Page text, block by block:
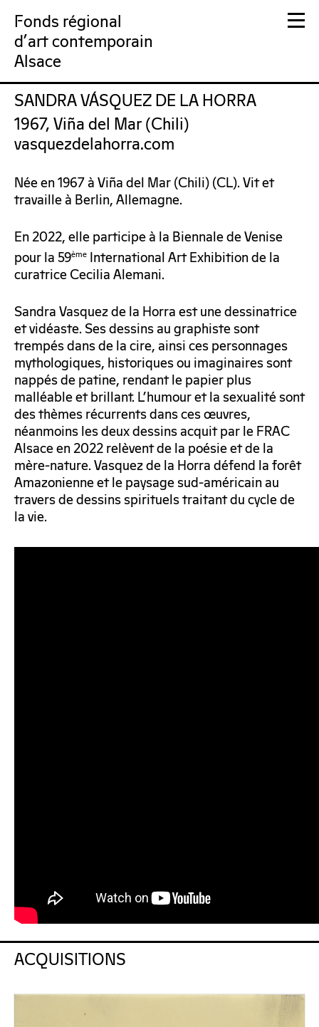
Fonds régional
d'art contemporain
Alsace
FRAC Alsace
SANDRA VÁSQUEZ DE LA HORRA
1967, Viña del Mar (Chili)
vasquezdelahorra.com
Née en 1967 à Viña del Mar (Chili) (CL). Vit et
travaille à Berlin, Allemagne.
En 2022, elle participe à la Biennale de Venise
pour la 59ème International Art Exhibition de la
curatrice Cecilia Alemani.
Sandra Vasquez de la Horra est une dessinatrice
et vidéaste. Ses dessins au graphiste sont
trempés dans de la cire, ainsi ces personnages
mythologiques, historiques ou imaginaires sont
nappés de patine, rendant le papier plus
malléable et brillant. L’humour et la sexualité sont
des thèmes récurrents dans ces œuvres,
néanmoins les deux dessins acquit par le FRAC
Alsace en 2022 relèvent de la poésie et de la
mère-nature. Vasquez de la Horra défend la forêt
Amazonienne et le paysage sud-américain au
travers de dessins spirituels traitant du cycle de
la vie.
ACQUISITIONS